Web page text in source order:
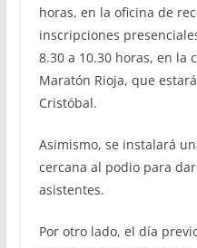
horas, en la oficina de
inscripciones
8.30 a 10.30 horas, en la
Maratón Rioja, que
Cristóbal.
Asimismo, se instalará
cercana al podio para
asistentes.
Por otro lado, el día